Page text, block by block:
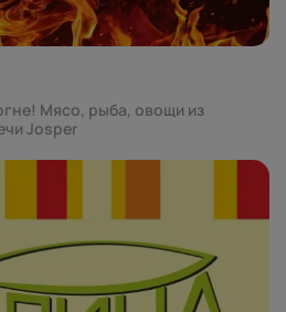
Мясо, рыба, овощи из
Josper